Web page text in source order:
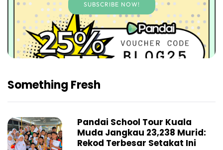
SUBSCRIBE NOW!
Something Fresh
Pandai School Tour Kuala
Muda Jangkau 23,238 Murid:
Rekod Terbesar Setakat Ini